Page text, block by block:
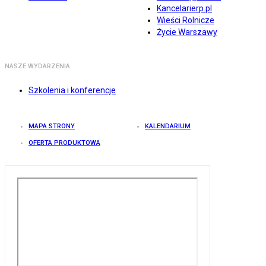
Kancelarierp.pl
Wieści Rolnicze
Życie Warszawy
NASZE WYDARZENIA
Szkolenia i konferencje
MAPA STRONY KALENDARIUM
OFERTA PRODUKTOWA